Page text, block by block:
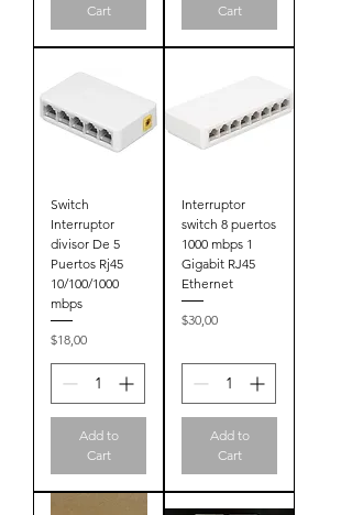
Cart
Cart
Switch
Interruptor
divisor De 5
Puertos Rj45
10/100/1000
mbps
Price
$18,00
Add to
Cart
Interruptor
switch 8 puertos
1000 mbps 1
Gigabit RJ45
Ethernet
Price
$30,00
Add to
Cart